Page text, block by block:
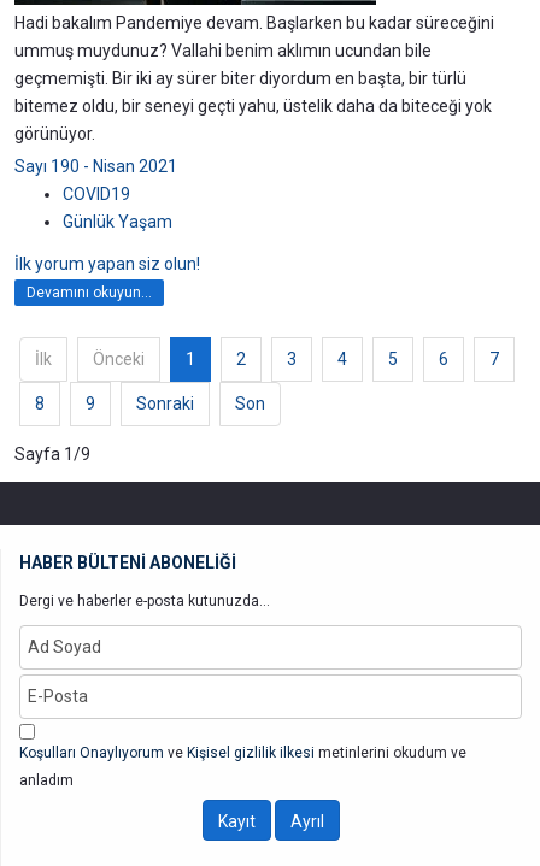
Hadi bakalım Pandemiye devam. Başlarken bu kadar süreceğini
ummuş muydunuz? Vallahi benim aklımın ucundan bile
geçmemişti. Bir iki ay sürer biter diyordum en başta, bir türlü
bitemez oldu, bir seneyi geçti yahu, üstelik daha da biteceği yok
görünüyor.
Sayı 190 - Nisan 2021
COVID19
Günlük Yaşam
İlk yorum yapan siz olun!
Devamını okuyun...
İlk Önceki 1 2 3 4 5 6 7
8 9 Sonraki Son
Sayfa 1/9
HABER BÜLTENİ ABONELİĞİ
Dergi ve haberler e-posta kutunuzda...
Koşulları Onaylıyorum ve Kişisel gizlilik ilkesi metinlerini okudum ve
anladım